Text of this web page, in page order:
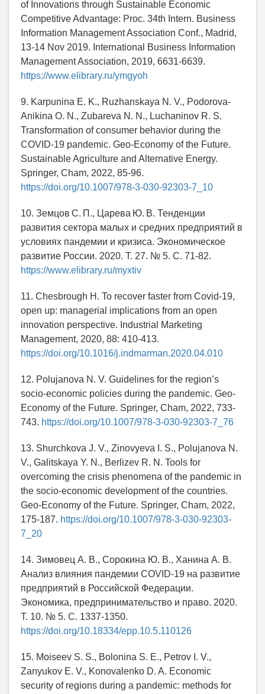
of Innovations through Sustainable Economic
Competitive Advantage: Proc. 34th Intern. Business
Information Management Association Conf., Madrid,
13-14 Nov 2019. International Business Information
Management Association, 2019, 6631-6639.
https://www.elibrary.ru/ymgyoh
9. Karpunina E. K., Ruzhanskaya N. V., Podorova-
Anikina O. N., Zubareva N. N., Luchaninov R. S.
Transformation of consumer behavior during the
COVID-19 pandemic. Geo-Economy of the Future.
Sustainable Agriculture and Alternative Energy.
Springer, Cham, 2022, 85-96.
https://doi.org/10.1007/978-3-030-92303-7_10
10. Земцов С. П., Царева Ю. В. Тенденции
развития сектора малых и средних предприятий в
условиях пандемии и кризиса. Экономическое
развитие России. 2020. Т. 27. № 5. С. 71-82.
https://www.elibrary.ru/myxtiv
11. Chesbrough H. To recover faster from Covid-19,
open up: managerial implications from an open
innovation perspective. Industrial Marketing
Management, 2020, 88: 410-413.
https://doi.org/10.1016/j.indmarman.2020.04.010
12. Polujanova N. V. Guidelines for the region’s
socio-economic policies during the pandemic. Geo-
Economy of the Future. Springer, Cham, 2022, 733-
743. https://doi.org/10.1007/978-3-030-92303-7_76
13. Shurchkova J. V., Zinovyeva I. S., Polujanova N.
V., Galitskaya Y. N., Berlizev R. N. Tools for
overcoming the crisis phenomena of the pandemic in
the socio-economic development of the countries.
Geo-Economy of the Future. Springer, Cham, 2022,
175-187. https://doi.org/10.1007/978-3-030-92303-
7_20
14. Зимовец А. В., Сорокина Ю. В., Ханина А. В.
Анализ влияния пандемии COVID-19 на развитие
предприятий в Российской Федерации.
Экономика, предпринимательство и право. 2020.
Т. 10. № 5. С. 1337-1350.
https://doi.org/10.18334/epp.10.5.110126
15. Moiseev S. S., Bolonina S. E., Petrov I. V.,
Zanyukov E. V., Konovalenko D. A. Economic
security of regions during a pandemic: methods for